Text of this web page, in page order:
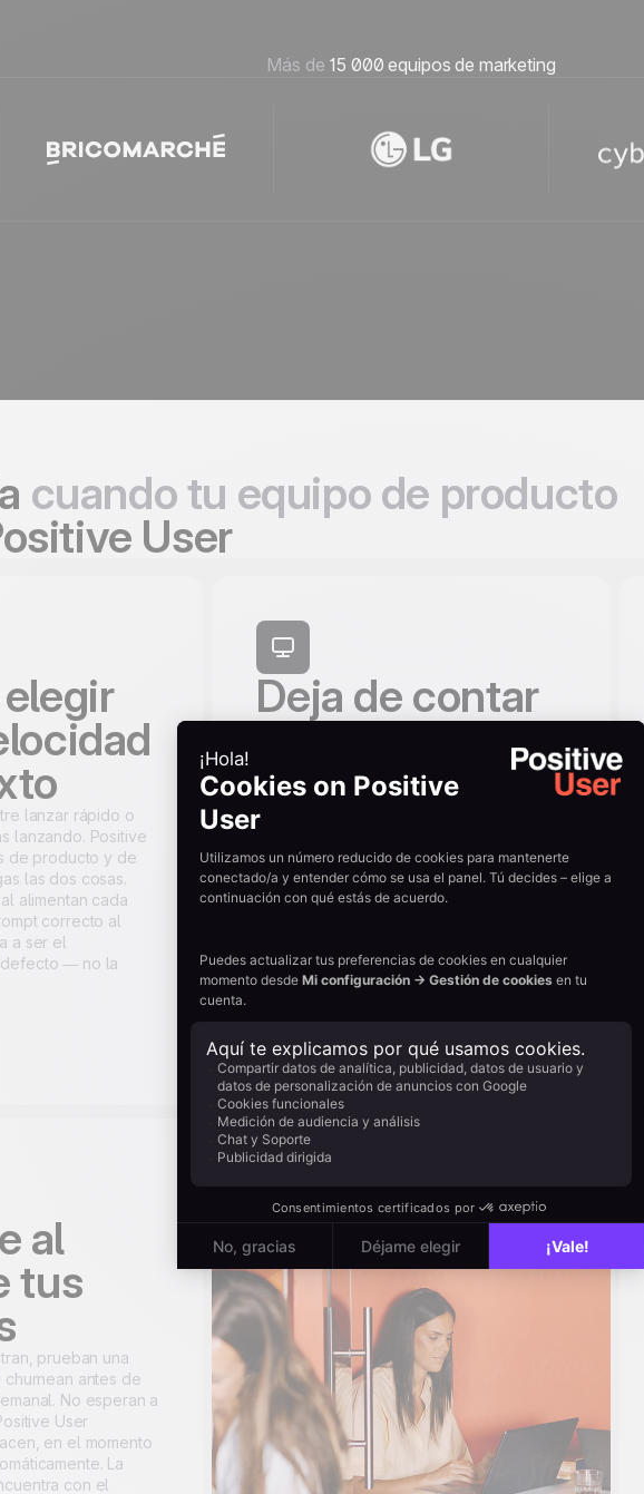
Más de 15 000 equipos de marketing
cuando tu equipo de producto
User
lanzar rápido o
lanzando. Positive
de producto y de
las dos cosas.
alimentan cada
correcto al
a ser el
defecto — no la
Deja de contar
herramientas,
empieza a
lanzar
resultados
Contar herramientas no es una roadmap.
push, segmentos y eventos de producto
comparten una sola fuente de verdad, el
plataforma y una tarde.
al
tus
prueban una
antes de
No esperan a
User
en el momento
La
con el